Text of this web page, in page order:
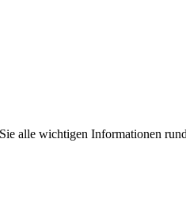
alle wichtigen Informationen